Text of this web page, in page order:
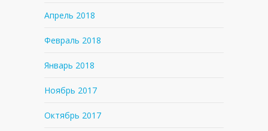
Апрель 2018
Февраль 2018
Январь 2018
Ноябрь 2017
Октябрь 2017